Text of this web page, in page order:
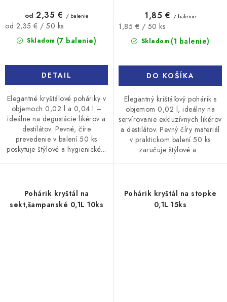
Skladom (7 balenie)
od 2,35 € / balenie
Jednotková
cena:
od 2,35 € / 50 ks
DETAIL
Elegantné kryštálové poháriky v
objemoch 0,02 l a 0,04 l –
ideálne na degustácie likérov a
destilátov. Pevné, číre
prevedenie v balení 50 ks
poskytuje štýlové a hygienické...
Skladom (1 balenie)
1,85 € / balenie
Jednotková
cena:
1,85 € / 50 ks
DO KOŠÍKA
Elegantný krištáľový pohárik s
objemom 0,02 l, ideálny na
servírovanie exkluzívnych likérov
a destilátov. Pevný číry materiál
v praktickom balení 50 ks
zaručuje štýlové a...
Pohárik kryštál na
sekt,šampanské 0,1L 10ks
Pohárik kryštál na stopke
0,1L 15ks